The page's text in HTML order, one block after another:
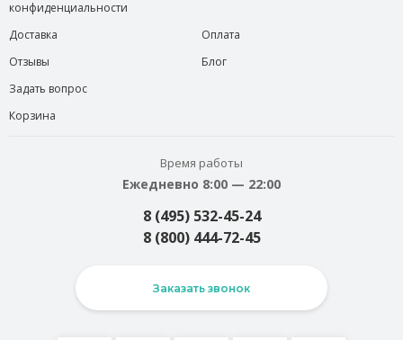
конфиденциальности
Доставка
Отзывы
Задать вопрос
Корзина
Оплата
Блог
Время работы
Ежедневно 8:00 — 22:00
8 (495) 532-45-24
8 (800) 444-72-45
Заказать звонок